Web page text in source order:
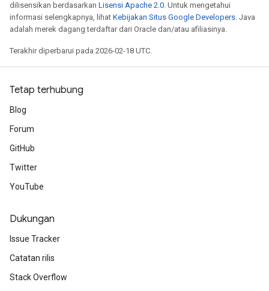
dilisensikan berdasarkan Lisensi Apache 2.0. Untuk mengetahui
informasi selengkapnya, lihat Kebijakan Situs Google Developers. Java
adalah merek dagang terdaftar dari Oracle dan/atau afiliasinya.
Terakhir diperbarui pada 2026-02-18 UTC.
Tetap terhubung
Blog
Forum
GitHub
Twitter
YouTube
Dukungan
Issue Tracker
Catatan rilis
Stack Overflow